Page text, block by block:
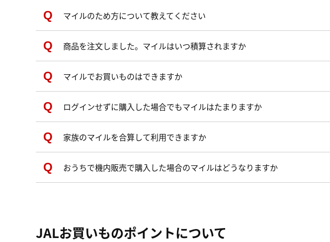
マイルのため方について教えてください
商品を注文しました。マイルはいつ積算されますか
マイルでお買いものはできますか
ログインせずに購入した場合でもマイルはたまりますか
家族のマイルを合算して利用できますか
おうちで機内販売で購入した場合のマイルはどうなりますか
JALお買いものポイントについて